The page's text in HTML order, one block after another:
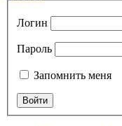
Логин
Пароль
Запомнить меня